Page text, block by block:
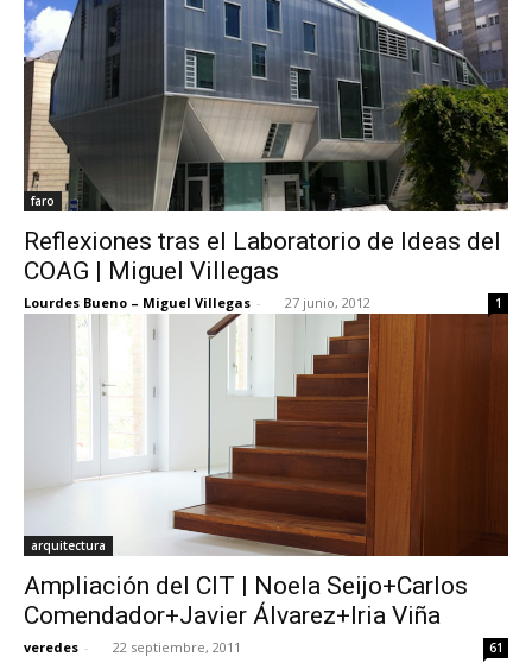
faro
Reflexiones tras el Laboratorio de Ideas del
COAG | Miguel Villegas
Lourdes Bueno – Miguel Villegas - 27 junio, 2012 1
arquitectura
Ampliación del CIT | Noela Seijo+Carlos
Comendador+Javier Álvarez+Iria Viña
veredes - 22 septiembre, 2011 61